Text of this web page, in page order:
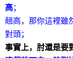
高；
翹高，那你這裡雖
對頭；
事實上，肘還是要